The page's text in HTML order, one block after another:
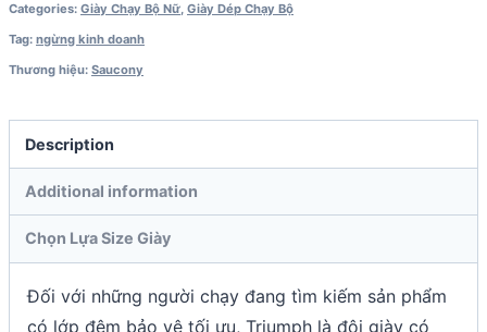
Categories: Giày Chạy Bộ Nữ, Giày Dép Chạy Bộ
Tag: ngừng kinh doanh
Thương hiệu: Saucony
Description
Additional information
Chọn Lựa Size Giày
Đối với những người chạy đang tìm kiếm sản phẩm
có lớp đệm bảo vệ tối ưu, Triumph là đôi giày có